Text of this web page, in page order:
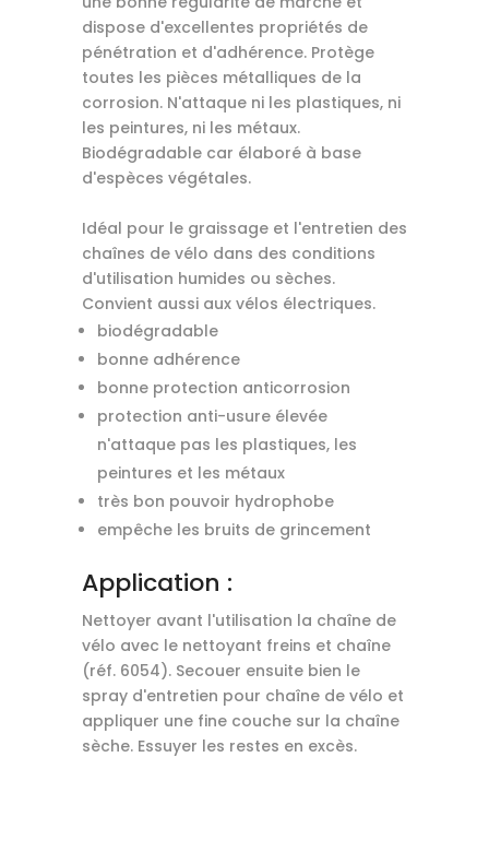
dispose d'excellentes propriétés de
pénétration et d'adhérence. Protège
toutes les pièces métalliques de la
corrosion. N'attaque ni les plastiques, ni
les peintures, ni les métaux.
Biodégradable car élaboré à base
d'espèces végétales.
Idéal pour le graissage et l'entretien des
chaînes de vélo dans des conditions
d'utilisation humides ou sèches.
Convient aussi aux vélos électriques.
biodégradable
bonne adhérence
bonne protection anticorrosion
protection anti-usure élevée
n'attaque pas les plastiques, les
peintures et les métaux
très bon pouvoir hydrophobe
empêche les bruits de grincement
Application :
Nettoyer avant l'utilisation la chaîne de
vélo avec le nettoyant freins et chaîne
(réf. 6054). Secouer ensuite bien le
spray d'entretien pour chaîne de vélo et
appliquer une fine couche sur la chaîne
sèche. Essuyer les restes en excès.